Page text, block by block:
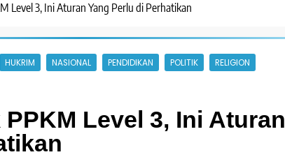
Level 3, Ini Aturan Yang Perlu di Perhatikan
HUKRIM NASIONAL PENDIDIKAN POLITIK
RELIGION
Level 3, Ini Aturan